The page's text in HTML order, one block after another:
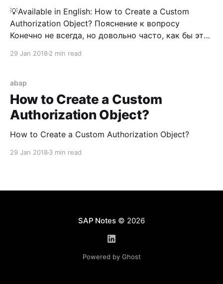
💡Available in English: How to Create a Custom
Authorization Object? Пояснение к вопросу
Конечно не всегда, но довольно часто, как бы это
объекта полномочий. Когда это может быть
полезно? Например, для запуска какого-нибудь
ABAP-отчета, полномочия на который
29 Jan 2018 2 min read
abap
How to Create a Custom
Authorization Object?
How to Create a Custom Authorization Object?
29 Jan 2018 3 min read
SAP Notes© 2026
Powered by Ghost